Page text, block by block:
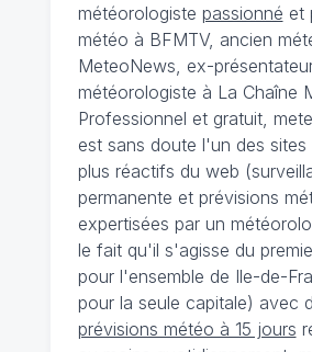
météorologiste passionné et
météo à BFMTV, ancien
MeteoNews, ex-
météorologiste à La Chaîne
Professionnel et gratuit,
est sans doute l'un des sites
plus réactifs du web
permanente et prévisions
expertisées par un
le fait qu'il s'agisse du
pour l'ensemble de Ile-de-
pour la seule capitale) avec
prévisions météo à 15 jours